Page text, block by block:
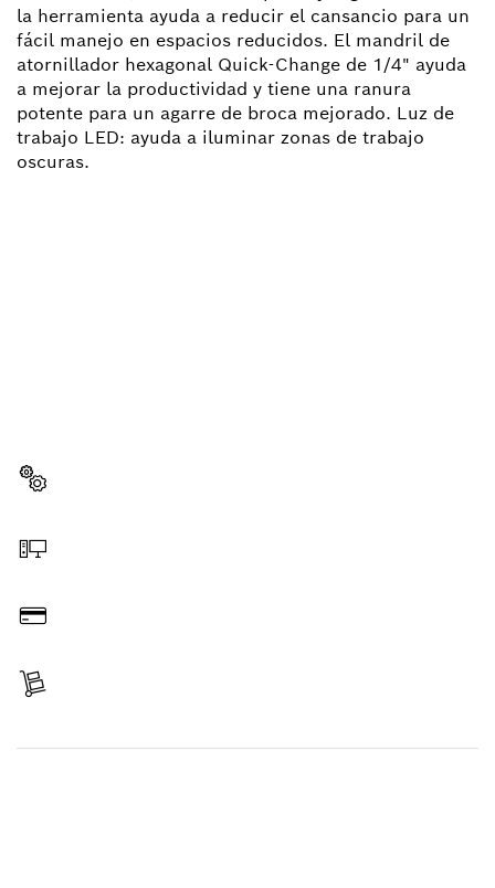
la herramienta ayuda a reducir el cansancio para un
fácil manejo en espacios reducidos. El mandril de
atornillador hexagonal Quick-Change de 1/4" ayuda
a mejorar la productividad y tiene una ranura
potente para un agarre de broca mejorado. Luz de
trabajo LED: ayuda a iluminar zonas de trabajo
oscuras.